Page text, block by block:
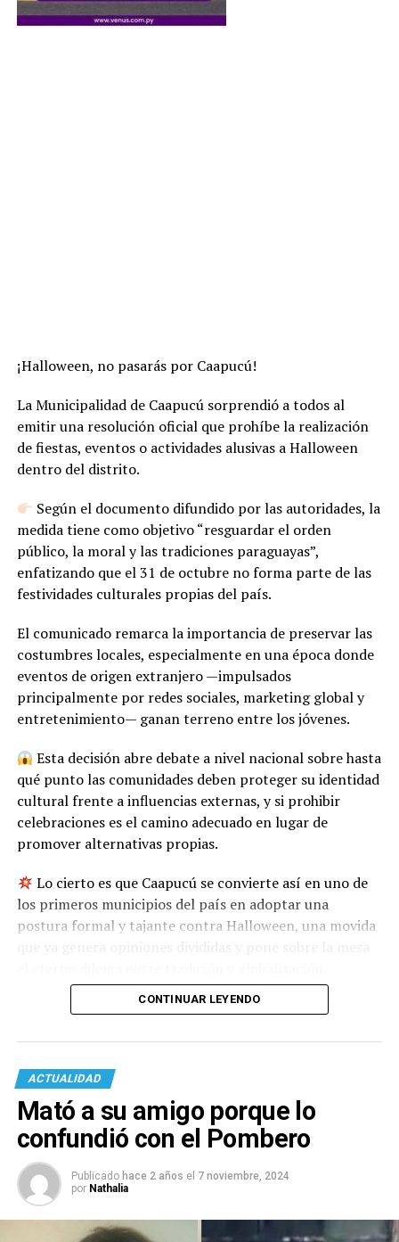
¡Halloween, no pasarás por Caapucú!
La Municipalidad de Caapucú sorprendió a todos al
emitir una resolución oficial que prohíbe la realización
de fiestas, eventos o actividades alusivas a Halloween
dentro del distrito.
Según el documento difundido por las autoridades, la
medida tiene como objetivo “resguardar el orden
público, la moral y las tradiciones paraguayas”,
enfatizando que el 31 de octubre no forma parte de las
festividades culturales propias del país.
El comunicado remarca la importancia de preservar las
costumbres locales, especialmente en una época donde
eventos de origen extranjero —impulsados
principalmente por redes sociales, marketing global y
entretenimiento— ganan terreno entre los jóvenes.
Esta decisión abre debate a nivel nacional sobre hasta
qué punto las comunidades deben proteger su identidad
cultural frente a influencias externas, y si prohibir
celebraciones es el camino adecuado en lugar de
promover alternativas propias.
Lo cierto es que Caapucú se convierte así en uno de
los primeros municipios del país en adoptar una
postura formal y tajante contra Halloween, una movida
CONTINUAR LEYENDO
ACTUALIDAD
Mató a su amigo porque lo
confundió con el Pombero
Publicado hace 2 años el 7 noviembre, 2024
por Nathalia